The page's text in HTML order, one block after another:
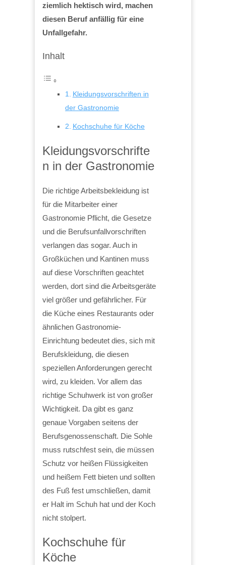
ziemlich hektisch wird, machen
diesen Beruf anfällig für eine
Unfallgefahr.
Inhalt
Kleidungsvorschriften in
der Gastronomie
Kochschuhe für Köche
Kleidungsvorschrifte
n in der Gastronomie
Die richtige Arbeitsbekleidung ist
für die Mitarbeiter einer
Gastronomie Pflicht, die Gesetze
und die Berufsunfallvorschriften
verlangen das sogar. Auch in
Großküchen und Kantinen muss
auf diese Vorschriften geachtet
werden, dort sind die Arbeitsgeräte
viel größer und gefährlicher. Für
die Küche eines Restaurants oder
ähnlichen Gastronomie-
Einrichtung bedeutet dies, sich mit
Berufskleidung, die diesen
speziellen Anforderungen gerecht
wird, zu kleiden. Vor allem das
richtige Schuhwerk ist von großer
Wichtigkeit. Da gibt es ganz
genaue Vorgaben seitens der
Berufsgenossenschaft. Die Sohle
muss rutschfest sein, die müssen
Schutz vor heißen Flüssigkeiten
und heißem Fett bieten und sollten
des Fuß fest umschließen, damit
er Halt im Schuh hat und der Koch
nicht stolpert.
Kochschuhe für
Köche